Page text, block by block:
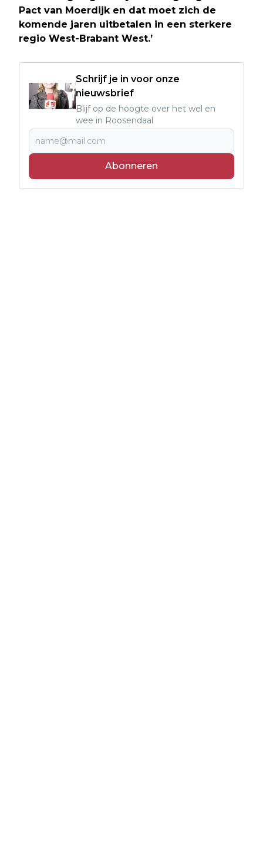
Pact van Moerdijk en dat moet zich de
komende jaren uitbetalen in een sterkere
regio West-Brabant West.’
Schrijf je in voor onze
nieuwsbrief
Blijf op de hoogte over het wel en
wee in Roosendaal
Abonneren